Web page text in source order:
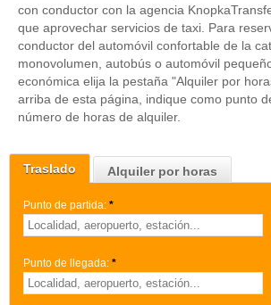
Traslado Alquiler por horas
Punto de partida: *
Punto de llegada: *
con conductor con la agencia
que aprovechar servicios de taxi. Para
conductor del automóvil confortable de la
monovolumen, autobús o automóvil
económica elija la pestaña "Alquiler por
arriba de esta página, indique como punto
número de horas de alquiler.